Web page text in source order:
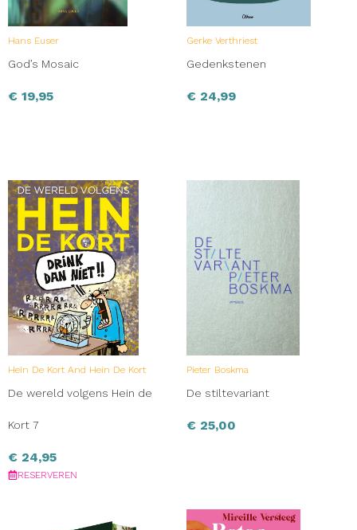
Hans Euser
God’s Mosaic
€ 19,95
Gerke Verthriest
Gedenkstenen
€ 24,99
Hein De Kort And Hein De Kort
De wereld volgens Hein de
Kort 7
€ 24,95
RESERVEREN
Pieter Boskma
De stiltevariant
€ 25,00